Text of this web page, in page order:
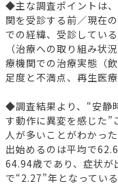
◆主な調査ポイントは
関を受診する前／現在
での経緯、受診してい
（治療への取り組み状
療機関での治療実態（
足度と不満点、再生医
◆調査結果より、“安静
す動作に異変を感じた”
人が多いことがわかっ
出始めるのは平均で
64.94歳であり、症状が
で“2.27”年となっている